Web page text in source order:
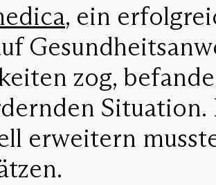
Inspiration
Projekte
Pro
, ein
zog,
Situation.
erweitern